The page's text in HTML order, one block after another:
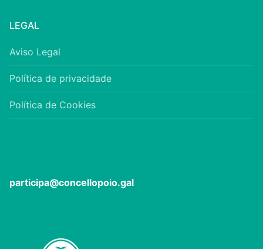
LEGAL
Aviso Legal
Política de privacidade
Política de Cookies
participa@concellopoio.gal